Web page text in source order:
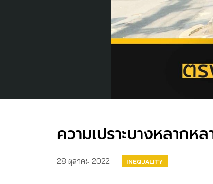
ความเปราะบางหลาก
28 ตุลาคม 2022 INEQUALITY